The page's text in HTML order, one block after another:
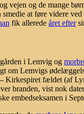
vejen og de mange
at føre videre
fik allerede året efter
i Lemvig og
om Lemvigs
Kirkespiret fældet (af
branden, vist nok
embedseksamen i